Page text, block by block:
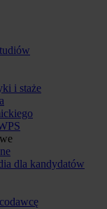
i staże
dla kandydatów